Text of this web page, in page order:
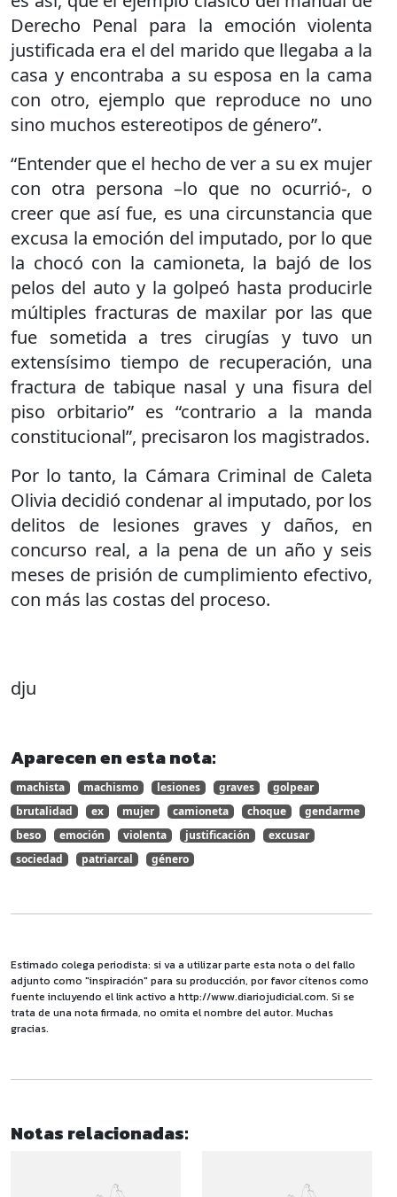
Derecho Penal para la emoción violenta
justificada era el del marido que llegaba a la
casa y encontraba a su esposa en la cama
con otro, ejemplo que reproduce no uno
sino muchos estereotipos de género”.
“Entender que el hecho de ver a su ex mujer
con otra persona –lo que no ocurrió-, o
creer que así fue, es una circunstancia que
excusa la emoción del imputado, por lo que
la chocó con la camioneta, la bajó de los
pelos del auto y la golpeó hasta producirle
múltiples fracturas de maxilar por las que
fue sometida a tres cirugías y tuvo un
extensísimo tiempo de recuperación, una
fractura de tabique nasal y una fisura del
piso orbitario” es “contrario a la manda
constitucional”, precisaron los magistrados.
Por lo tanto, la Cámara Criminal de Caleta
Olivia decidió condenar al imputado, por los
delitos de lesiones graves y daños, en
concurso real, a la pena de un año y seis
meses de prisión de cumplimiento efectivo,
con más las costas del proceso.
dju
Aparecen en esta nota:
machista machismo lesiones graves
golpear
brutalidad
ex mujer camioneta choque
gendarme
beso
emoción violenta justificación
excusar
sociedad
patriarcal género
Estimado colega periodista: si va a utilizar parte esta nota o del fallo
adjunto como "inspiración" para su producción, por favor cítenos como
fuente incluyendo el link activo a http://www.diariojudicial.com. Si se
trata de una nota firmada, no omita el nombre del autor. Muchas
gracias.
Notas relacionadas: